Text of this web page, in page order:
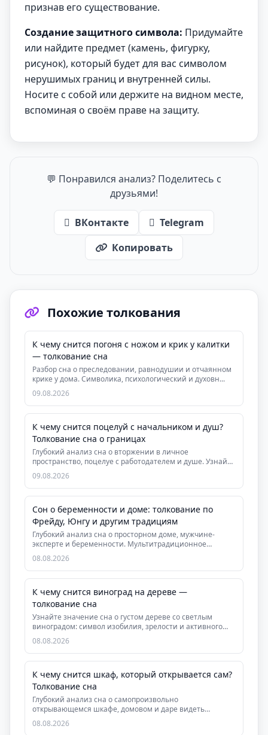
признав его существование.
Создание защитного символа: Придумайте
или найдите предмет (камень, фигурку,
рисунок), который будет для вас символом
нерушимых границ и внутренней силы.
Носите с собой или держите на видном месте,
вспоминая о своём праве на защиту.
💬 Понравился анализ? Поделитесь с
друзьями!
ВКонтакте
Telegram
Копировать
Похожие толкования
К чему снится погоня с ножом и крик у калитки
— толкование сна
Разбор сна о преследовании, равнодушии и отчаянном
крике у дома. Символика, психологический и духовн...
09.08.2026
К чему снится поцелуй с начальником и душ?
Толкование сна о границах
Глубокий анализ сна о вторжении в личное
пространство, поцелуе с работодателем и душе. Узнайте
скрыт...
09.08.2026
Сон о беременности и доме: толкование по
Фрейду, Юнгу и другим традициям
Глубокий анализ сна о просторном доме, мужчине-
эксперте и беременности. Мультитрадиционное
толковани...
08.08.2026
К чему снится виноград на дереве —
толкование сна
Узнайте значение сна о густом дереве со светлым
виноградом: символ изобилия, зрелости и активного
де...
08.08.2026
К чему снится шкаф, который открывается сам?
Толкование сна
Глубокий анализ сна о самопроизвольно
открывающемся шкафе, домовом и даре видеть
скрытую суть людей....
08.08.2026